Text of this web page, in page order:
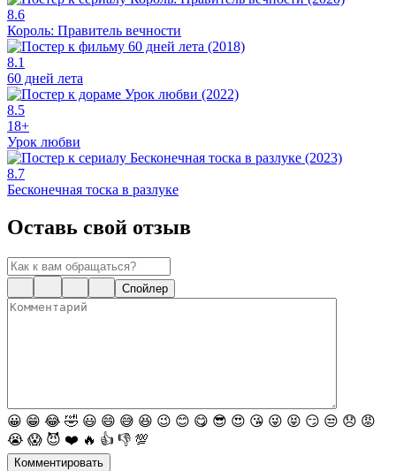
8.6
Король: Правитель вечности
8.1
60 дней лета
8.5
18+
Урок любви
8.7
Бесконечная тоска в разлуке
Оставь свой отзыв
Спойлер
😀 😁 😂 🤣 😃 😄 😅 😆 😉 😊 😋 😎 😍 😘 😜 😝 😏 😒 😞 😡
😭 😱 😈 ❤️ 🔥 👍 👎 💯
Комментировать